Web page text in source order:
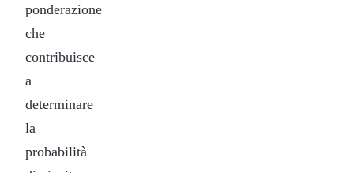
ponderazione
che
contribuisce
a
determinare
la
probabilità